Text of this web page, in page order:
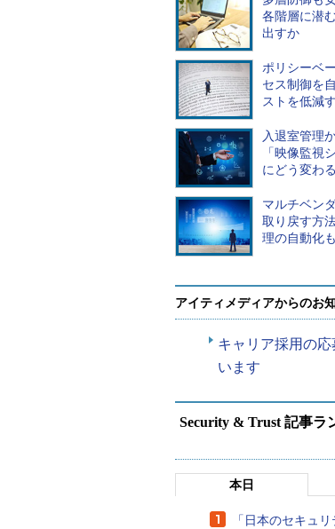
つまり、「
が重要です。
うか、定期的
があります。
チェック、指導の
各階層に潜
出すか
ポリシーベ
セス制御を
ストを低減
入退室管理
「映像監視
にどう変わ
マルチベン
取り戻す方
理の自動化
アイティメディアからのお
キャリア採用の
います
Security & Trust 記事ラ
本日
「日本のセキュ